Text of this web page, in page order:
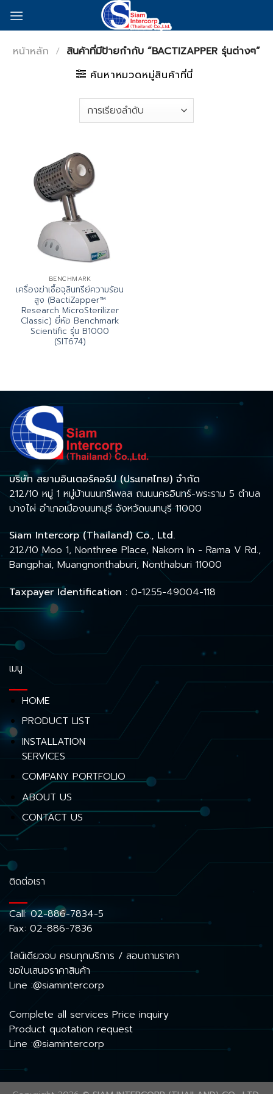
หน้าหลัก / สินค้าที่มีป้ายกำกับ “BACTIZAPPER รุ่นต่างๆ”
ค้นหาหมวดหมู่สินค้าที่นี่
BENCHMARK
เครื่องฆ่าเชื้อจุลินทรีย์ความร้อน
สูง (BactiZapper™
Research MicroSterilizer
Classic) ยี่ห้อ Benchmark
Scientific รุ่น B1000
(SIT674)
บริษัท สยามอินเตอร์คอร์ป (ประเทศไทย) จำกัด
212/10 หมู่ 1 หมู่บ้านนนทรีเพลส ถนนนครอินทร์-พระราม 5 ตำบล
บางไผ่ อำเภอเมืองนนทบุรี จังหวัดนนทบุรี 11000
Siam Intercorp (Thailand) Co., Ltd.
212/10 Moo 1, Nonthree Place, Nakorn In - Rama V Rd.,
Bangphai, Muangnonthaburi, Nonthaburi 11000
Taxpayer Identification : 0-1255-49004-118
เมนู
HOME
PRODUCT LIST
INSTALLATION
SERVICES
COMPANY PORTFOLIO
ABOUT US
CONTACT US
ติดต่อเรา
Call:02-886-7834-5
Fax: 02-886-7836
ไลน์เดียวจบ ครบทุกบริการ / สอบถามราคา
ขอใบเสนอราคาสินค้า
Line :@siamintercorp
Complete all services Price inquiry
Product quotation request
Line :@siamintercorp